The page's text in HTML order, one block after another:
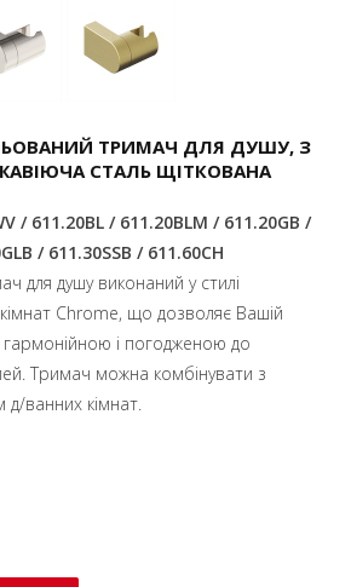
ТРИМАЧ ДЛЯ ДУШУ, З
СТАЛЬ ЩІТКОВАНА
/ 611.20BL / 611.20BLM / 611.20GB /
/ 611.30SSB / 611.60CH
для душу виконаний у стилі
Chrome, що дозволяє Вашій
гармонійною і погодженою до
Тримач можна комбінувати з
ванних кімнат.